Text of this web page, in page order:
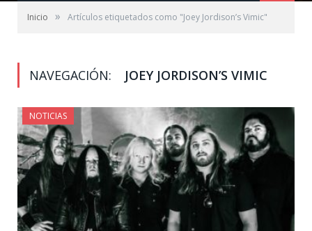
Inicio » Artículos etiquetados como "Joey Jordison’s Vimic"
NAVEGACIÓN: JOEY JORDISON’S VIMIC
NOTICIAS